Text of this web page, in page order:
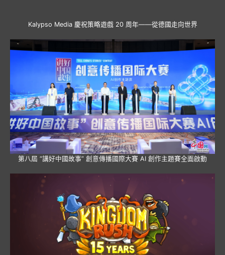
Kalypso Media 慶祝策略遊戲 20 周年——從德國走向世界
第八屆 “講好中國故事” 創意傳播國際大賽 AI 創作主題賽全面啟動